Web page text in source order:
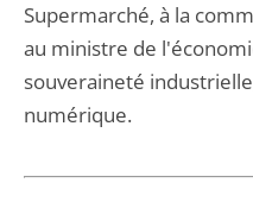
Supermarché, à la
au ministre de
souveraineté
numérique.